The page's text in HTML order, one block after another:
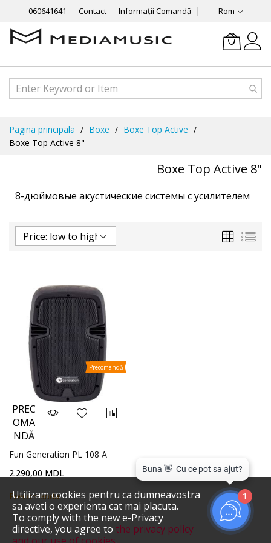
Utilizam cookies pentru ca dumneavostra
sa aveti o experienta cat mai placuta.
To comply with the new e-Privacy
directive, you agree to the privacy policy
060641641 Contact Informații Comandă Rom
Continut
Pagina principala Boxe
Boxe Top Active
Boxe Top Active 8"
Boxe Top Active 8"
8-дюймовые акустические системы с усилителем
Grila
Precomandă
PREC
OMA
NDĂ
Fun Generation PL 108 A
2.290,00 MDL
Precomanda
1